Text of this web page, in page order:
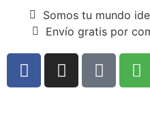
Somos tu mundo
Envío gratis por